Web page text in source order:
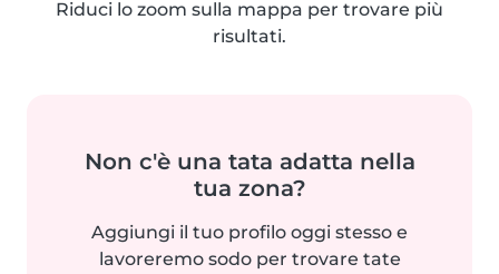
Riduci lo zoom sulla mappa per trovare più
risultati.
Non c'è una tata adatta nella
tua zona?
Aggiungi il tuo profilo oggi stesso e
lavoreremo sodo per trovare tate